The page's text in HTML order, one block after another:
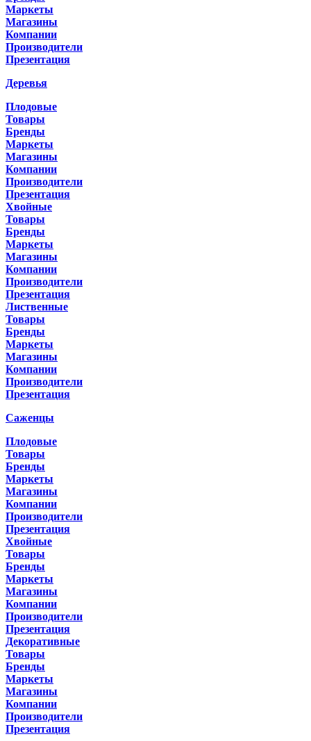
Маркеты
Магазины
Компании
Производители
Презентация
Деревья
Плодовые
Товары
Бренды
Маркеты
Магазины
Компании
Производители
Презентация
Хвойные
Товары
Бренды
Маркеты
Магазины
Компании
Производители
Презентация
Лиственные
Товары
Бренды
Маркеты
Магазины
Компании
Производители
Презентация
Саженцы
Плодовые
Товары
Бренды
Маркеты
Магазины
Компании
Производители
Презентация
Хвойные
Товары
Бренды
Маркеты
Магазины
Компании
Производители
Презентация
Декоративные
Товары
Бренды
Маркеты
Магазины
Компании
Производители
Презентация